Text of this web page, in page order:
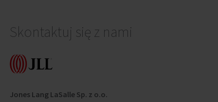
Skontaktuj się z nami
Jones Lang LaSalle Sp. z o.o.